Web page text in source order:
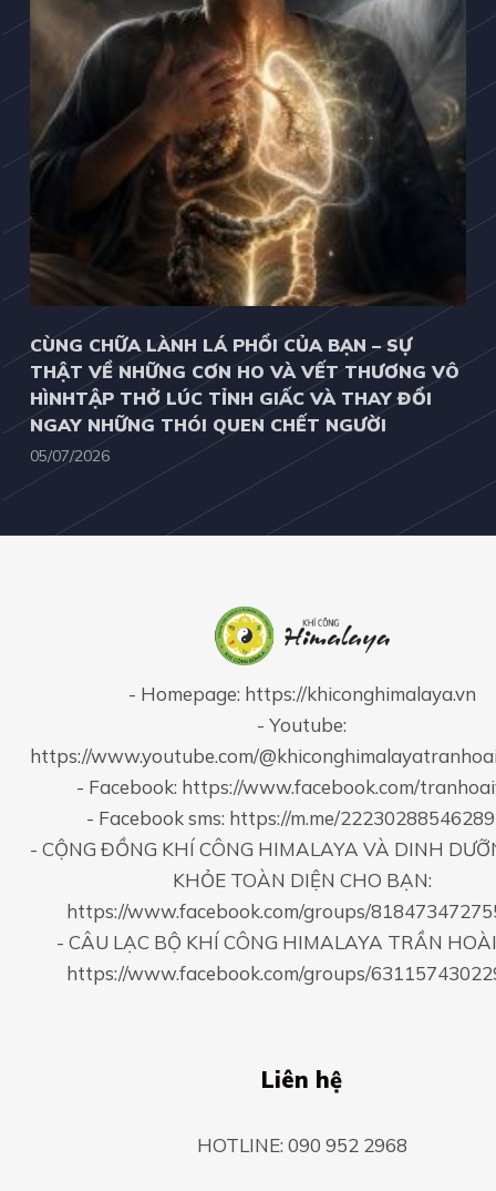
CÙNG CHỮA LÀNH LÁ PHỔI CỦA BẠN – SỰ
THẬT VỀ NHỮNG CƠN HO VÀ VẾT THƯƠNG VÔ
HÌNHTẬP THỞ LÚC TỈNH GIẤC VÀ THAY ĐỔI
NGAY NHỮNG THÓI QUEN CHẾT NGƯỜI
05/07/2026
- Homepage: https://khiconghimalaya.vn
- Youtube:
https://www.youtube.com/
- Facebook: https://www.facebook.com/
- Facebook sms: https://m.me/
- CỘNG ĐỒNG KHÍ CÔNG HIMALAYA VÀ DINH
KHỎE TOÀN DIỆN CHO BẠN:
https://www.facebook.com/groups/
- CÂU LẠC BỘ KHÍ CÔNG HIMALAYA TRẦN
https://www.facebook.com/groups/
Liên hệ
HOTLINE: 090 952 2968